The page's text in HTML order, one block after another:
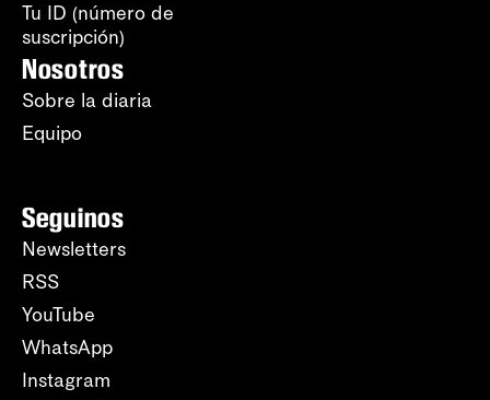
Tu ID (número de
suscripción)
Nosotros
Sobre la diaria
Equipo
Seguinos
Newsletters
RSS
YouTube
WhatsApp
Instagram